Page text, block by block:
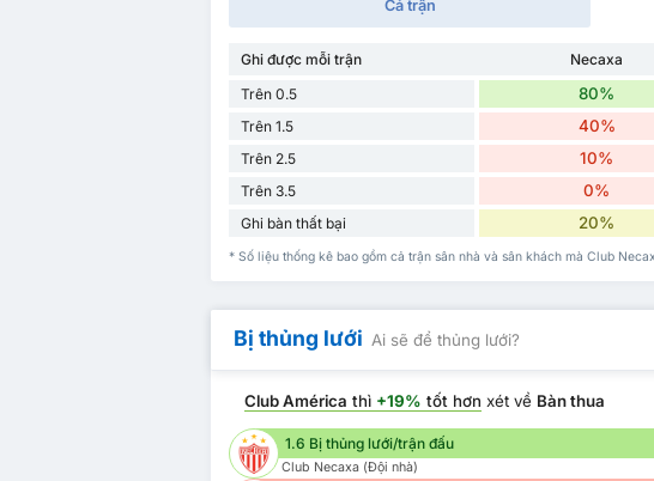
Cả trận
Ghi được mỗi trận Necaxa
Trên 0.5
80%
Trên 1.5 40%
Trên 2.5 10%
Trên 3.5 0%
Ghi bàn thất bại 20%
* Số liệu thống kê bao gồm cả trận sân nhà và sân khách mà Club
Bị thủng lưới Ai sẽ để thủng lưới?
Club América thì +19% tốt hơn xét về Bàn thua
1.6 Bị thủng lưới/trận đấu
Club Necaxa (Đội nhà)